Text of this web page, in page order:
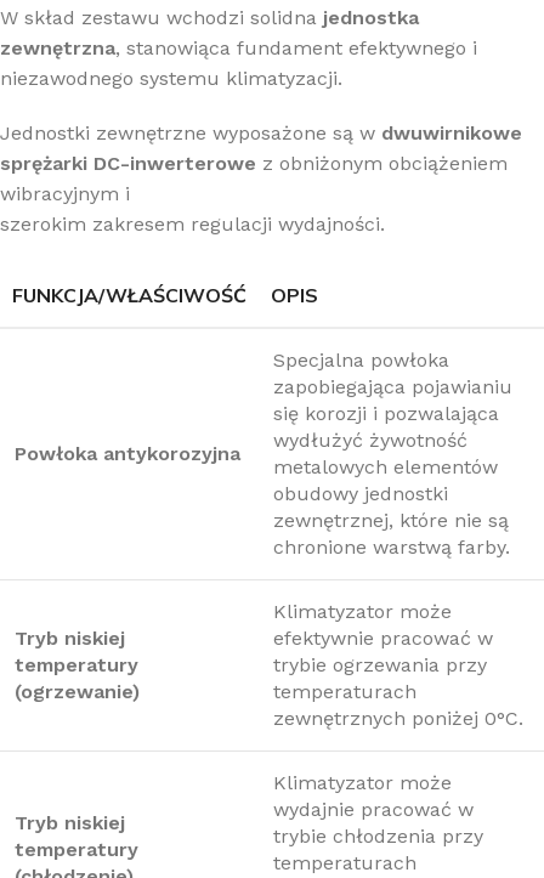
W skład zestawu wchodzi solidna jednostka
zewnętrzna, stanowiąca fundament efektywnego i
niezawodnego systemu klimatyzacji.
Jednostki zewnętrzne wyposażone są w dwuwirnikowe
sprężarki DC-inwerterowe z obniżonym obciążeniem
wibracyjnym i
szerokim zakresem regulacji wydajności.
FUNKCJA/WŁAŚCIWOŚĆ OPIS
Powłoka antykorozyjna
Specjalna powłoka
zapobiegająca pojawianiu
się korozji i pozwalająca
wydłużyć żywotność
metalowych elementów
obudowy jednostki
zewnętrznej, które nie są
chronione warstwą farby.
Tryb niskiej
temperatury
(ogrzewanie)
Klimatyzator może
efektywnie pracować w
trybie ogrzewania przy
temperaturach
zewnętrznych poniżej 0°C.
Tryb niskiej
temperatury
Klimatyzator może
wydajnie pracować w
trybie chłodzenia przy
temperaturach